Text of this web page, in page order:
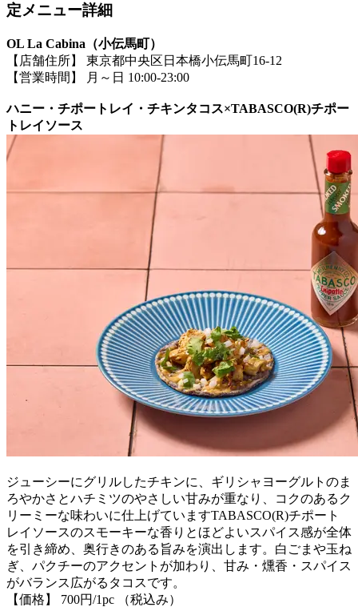
定メニュー詳細
OL La Cabina（小伝馬町）
【店舗住所】 東京都中央区日本橋小伝馬町16-12
【営業時間】 月～日 10:00-23:00
ハニー・チポートレイ・チキンタコス×TABASCO(R)チポー
トレイソース
ジューシーにグリルしたチキンに、ギリシャヨーグルトのま
ろやかさとハチミツのやさしい甘みが重なり、コクのあるク
リーミーな味わいに仕上げていますTABASCO(R)チポート
レイソースのスモーキーな香りとほどよいスパイス感が全体
を引き締め、奥行きのある旨みを演出します。白ごまや玉ね
ぎ、パクチーのアクセントが加わり、甘み・燻香・スパイス
がバランス広がるタコスです。
【価格】 700円/1pc （税込み）